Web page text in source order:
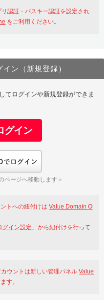
を含む最新の機能を使う方
にログイン
Amazon
Oneのログイン画面へ遷移します
アカウント作成
録可能
Yahoo!
認証・パスキー認証を設定され
をご利用ください。
ン（新規登録）
てログインや新規登録ができま
ページへ移動します＞
トへの紐付けはValue Domain O
グイン設定 」から紐付けを行って
ウントは新しい管理パネルValue
す。